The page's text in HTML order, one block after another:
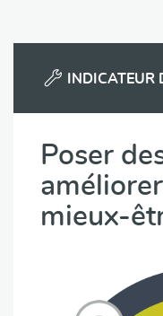
INDICATEUR
Poser
mieux-